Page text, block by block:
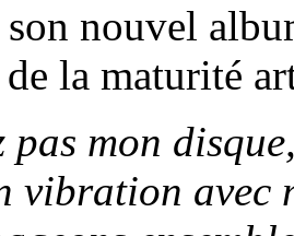
nouvel
la maturité
pas mon
vibration avec